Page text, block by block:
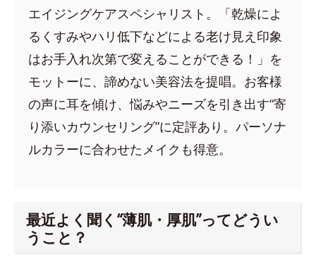
エイジングケアスペシャリスト。「乾燥によ
るくすみやハリ低下などによる老け見え印象
はお手入れ次第で変えることができる！」を
モットーに、諦めない美容法を提唱。お客様
の声に耳を傾け、悩みやニーズを引き出す“寄
り添いカウンセリング”に定評あり。パーソナ
ルカラーに合わせたメイクも得意。
最近よく聞く“薄肌・厚肌”ってどうい
うこと？